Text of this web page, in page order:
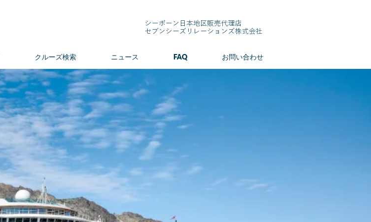
シーボーン日本地区販売代理店
​セブンシーズリレーションズ株式会社
クルーズ検索 ニュース FAQ お問い合わせ